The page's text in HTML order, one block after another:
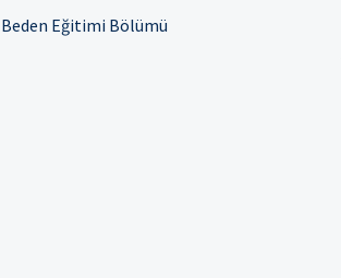
Beden Eğitimi Bölümü